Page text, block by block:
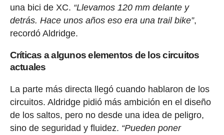
una bici de XC. “Llevamos 120 mm delante y
detrás. Hace unos años eso era una trail bike”,
recordó Aldridge.
Críticas a algunos elementos de los circuitos
actuales
La parte más directa llegó cuando hablaron de los
circuitos. Aldridge pidió más ambición en el diseño
de los saltos, pero no desde una idea de peligro,
sino de seguridad y fluidez. “Pueden poner